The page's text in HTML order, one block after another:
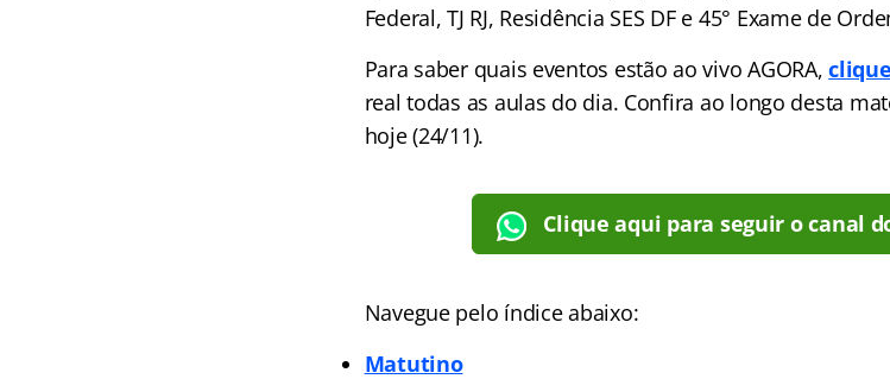
Federal, TJ RJ, Residência SES DF e 45° Exame de
Para saber quais eventos estão ao vivo AGORA,
real todas as aulas do dia. Confira ao longo desta
hoje (24/11).
Clique aqui para seguir o canal
Navegue pelo índice abaixo:
Matutino